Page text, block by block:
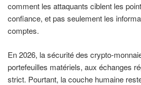
comment les attaquants ciblent les
confiance, et pas seulement les
comptes.
En 2026, la sécurité des crypto-
portefeuilles matériels, aux échanges
strict. Pourtant, la couche humaine